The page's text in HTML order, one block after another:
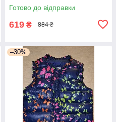
Готово до відправки
619 ₴ 884 ₴
–30%